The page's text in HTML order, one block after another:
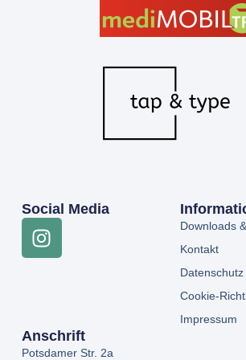
Social Media
Downloads
Kontakt
Datenschutz
Cookie-
Impressum
Anschrift
Potsdamer Str. 2a